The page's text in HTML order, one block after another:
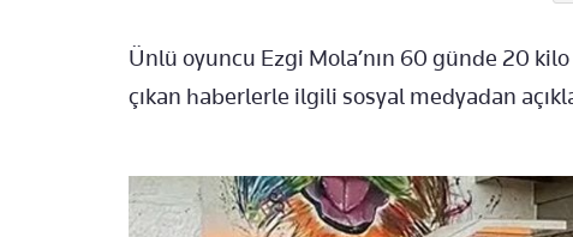
Ünlü oyuncu Ezgi Mola’nın 60 günde 20
çıkan haberlerle ilgili sosyal medyadan